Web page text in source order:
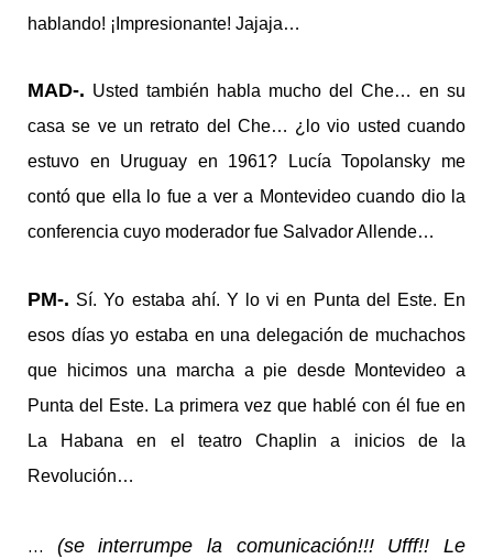
hablando! ¡Impresionante! Jajaja…
MAD-. Usted también habla mucho del Che… en su
casa se ve un retrato del Che… ¿lo vio usted cuando
estuvo en Uruguay en 1961? Lucía Topolansky me
contó que ella lo fue a ver a Montevideo cuando dio la
conferencia cuyo moderador fue Salvador Allende…
PM-. Sí. Yo estaba ahí. Y lo vi en Punta del Este. En
esos días yo estaba en una delegación de muchachos
que hicimos una marcha a pie desde Montevideo a
Punta del Este. La primera vez que hablé con él fue en
La Habana en el teatro Chaplin a inicios de la
Revolución…
…
(se interrumpe la comunicación!!! Ufff!! Le